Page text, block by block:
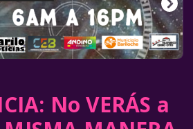
No VERÁS a